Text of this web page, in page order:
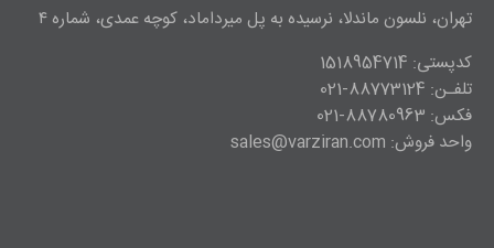
تهران، نلسون ماندلا، نرسیده به پل میرداماد، کوچه عمدی، شماره ۴
کدپستی: 1518954714
تلفـن: 88773124-021
فکس: 88780963-021
واحد فروش: sales@varziran.com